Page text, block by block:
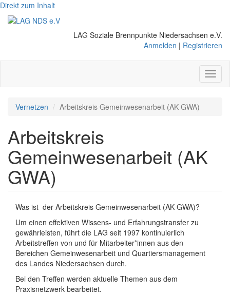
Direkt zum Inhalt
LAG Soziale Brennpunkte Niedersachsen e.V.
Anmelden | Registrieren
Vernetzen Arbeitskreis Gemeinwesenarbeit (AK GWA)
Arbeitskreis
Gemeinwesenarbeit (AK
GWA)
Was ist der Arbeitskreis Gemeinwesenarbeit (AK GWA)?
Um einen effektiven Wissens- und Erfahrungstransfer zu
gewährleisten, führt die LAG seit 1997 kontinuierlich
Arbeitstreffen von und für Mitarbeiter*innen aus den
Bereichen Gemeinwesenarbeit und Quartiersmanagement
des Landes Niedersachsen durch.
Bei den Treffen werden aktuelle Themen aus dem
Praxisnetzwerk bearbeitet.